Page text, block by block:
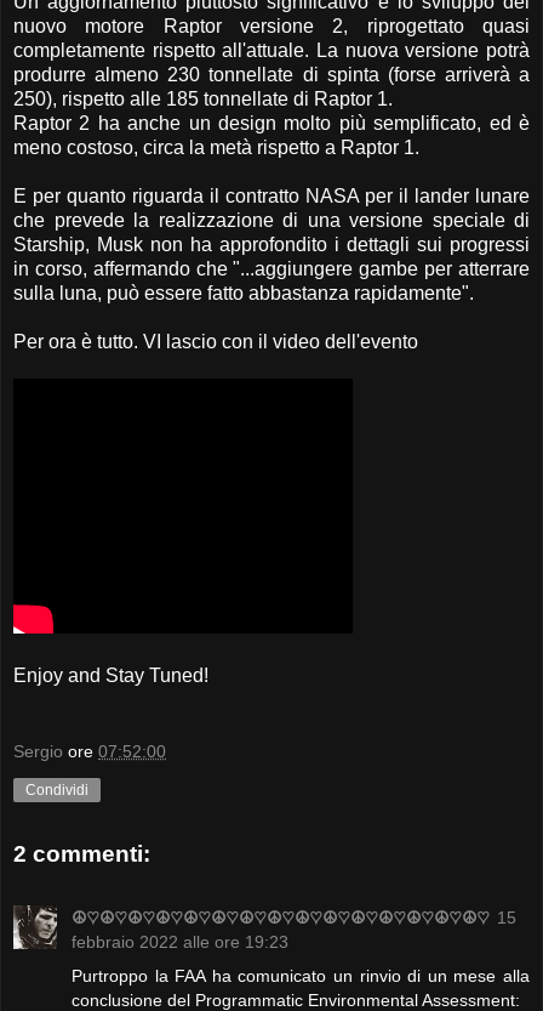
nuovo motore Raptor versione 2, riprogettato quasi
completamente rispetto all'attuale. La nuova versione potrà
produrre almeno 230 tonnellate di spinta (forse arriverà a
250), rispetto alle 185 tonnellate di Raptor 1.
Raptor 2 ha anche un design molto più semplificato, ed è
meno costoso, circa la metà rispetto a Raptor 1.
E per quanto riguarda il contratto NASA per il lander lunare
che prevede la realizzazione di una versione speciale di
Starship, Musk non ha approfondito i dettagli sui progressi
in corso, affermando che "...aggiungere gambe per atterrare
sulla luna, può essere fatto abbastanza rapidamente".
Per ora è tutto. VI lascio con il video dell'evento
Enjoy and Stay Tuned!
Sergio ore 07:52:00
Condividi
2 commenti:
☮♡☮♡☮♡☮♡☮♡☮♡☮♡☮♡☮♡☮♡☮♡☮♡☮♡☮♡☮♡ 15
febbraio 2022 alle ore 19:23
Purtroppo la FAA ha comunicato un rinvio di un mese alla
conclusione del Programmatic Environmental Assessment: